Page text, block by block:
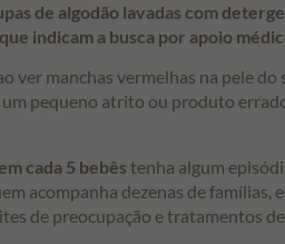
de algodão lavadas com
indicam a busca por apoio
ver manchas vermelhas na pele
pequeno atrito ou produto
cada 5 bebês tenha algum
acompanha dezenas de famílias,
de preocupação e tratamentos